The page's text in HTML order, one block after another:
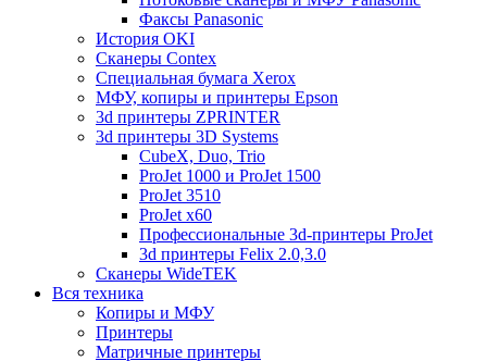
Факсы Panasonic
История OKI
Сканеры Contex
Специальная бумага Xerox
МФУ, копиры и принтеры Epson
3d принтеры ZPRINTER
3d принтеры 3D Systems
CubeX, Duo, Trio
ProJet 1000 и ProJet 1500
ProJet 3510
ProJet x60
Профессиональные 3d-принтеры ProJet
3d принтеры Felix 2.0,3.0
Сканеры WideTEK
Вся техника
Копиры и МФУ
Принтеры
Матричные принтеры